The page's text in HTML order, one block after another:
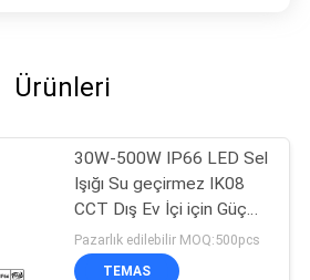
Ürünleri
30W-500W IP66 LED Sel
Işığı Su geçirmez IK08
CCT Dış Ev İçi için Güç
Kapatma
Pazarlık edilebilir MOQ:500pcs
TEMAS